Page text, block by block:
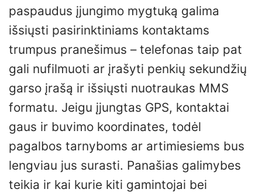
paspaudus įjungimo mygtuką galima
išsiųsti pasirinktiniams kontaktams
trumpus pranešimus – telefonas taip pat
gali nufilmuoti ar įrašyti penkių sekundžių
garso įrašą ir išsiųsti nuotraukas MMS
formatu. Jeigu įjungtas GPS, kontaktai
gaus ir buvimo koordinates, todėl
pagalbos tarnyboms ar artimiesiems bus
lengviau jus surasti. Panašias galimybes
teikia ir kai kurie kiti gamintojai bei